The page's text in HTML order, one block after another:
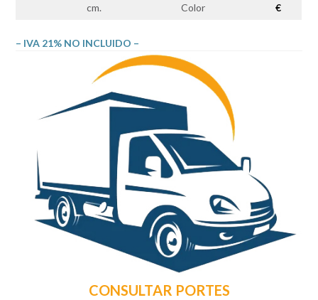
cm.
Color
€
– IVA 21% NO INCLUIDO –
CONSULTAR PORTES